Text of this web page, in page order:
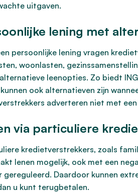
uitgaven.
lening met
persoonlijke lening vragen
woonlasten,
leenopties. Zo biedt
ook alternatieven zijn
adverteren niet met
via particuliere
kredietverstrekkers, zoals
lenen mogelijk, ook met een
gereguleerd. Daardoor kunnen
u kunt terugbetalen.